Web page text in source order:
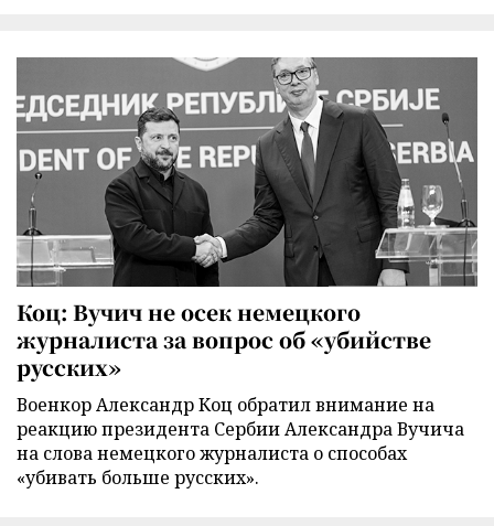
Коц: Вучич не осек немецкого
журналиста за вопрос об «убийстве
русских»
Военкор Александр Коц обратил внимание на
реакцию президента Сербии Александра Вучича
на слова немецкого журналиста о способах
«убивать больше русских».